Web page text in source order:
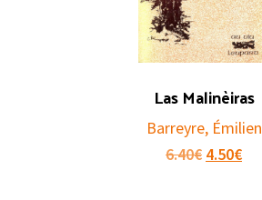
Las Malinèiras
Barreyre, Émilien
6.40€ Le
4.50€Le